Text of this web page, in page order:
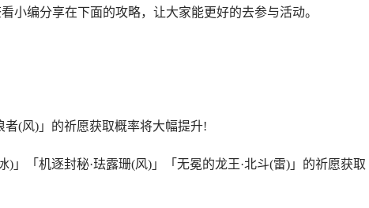
小编分享在下面的攻略，让大家能更好的去参与活动。
者(风)」的祈愿获取概率将大幅提升!
)」「机逐封秘·珐露珊(风)」「无冕的龙王·北斗(雷)」的祈愿获取